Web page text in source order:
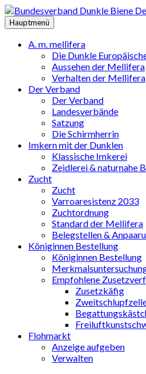
Zum
Inhalt
springen
Hauptmenü
A. m. mellifera
Die Dunkle
Aussehen der Mellifera
Verhalten der Mellifera
Der Verband
Der Verband
Landesverbände
Satzung
Die Schirmherrin
Imkern mit der Dunklen
Klassische Imkerei
Zeidlerei & naturnahe
Zucht
Zucht
Varroaresistenz 2033
Zuchtordnung
Standard der Mellifera
Belegstellen &
Königinnen Bestellung
Königinnen Bestellung
Empfohlene
Zusetzkäfig
Flohmarkt
Anzeige aufgeben
Verwalten